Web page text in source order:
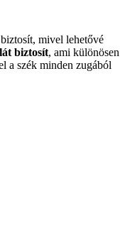
mivel lehetővé
biztosít, ami különösen
a szék minden zugából